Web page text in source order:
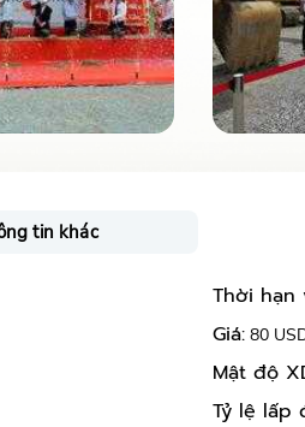
tin khác
Thời hạn
Giá: 80
Mật độ
Tỷ lệ lấp